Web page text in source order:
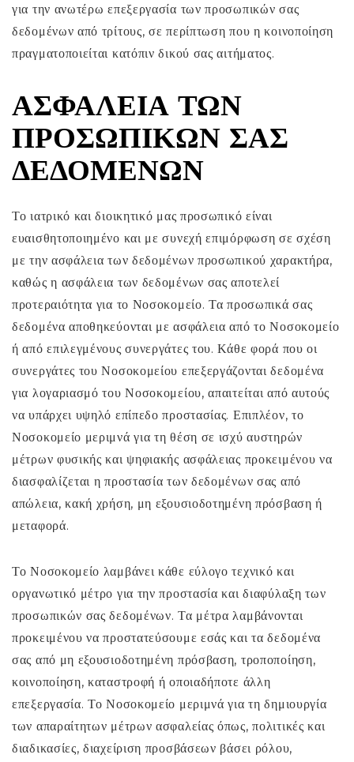
για την ανωτέρω επεξεργασία των προσωπικών σας
δεδομένων από τρίτους, σε περίπτωση που η κοινοποίηση
πραγματοποιείται κατόπιν δικού σας αιτήματος.
ΑΣΦΆΛΕΙΑ ΤΩΝ
ΠΡΟΣΩΠΙΚΏΝ ΣΑΣ
ΔΕΔΟΜΈΝΩΝ
Το ιατρικό και διοικητικό μας προσωπικό είναι
ευαισθητοποιημένο και με συνεχή επιμόρφωση σε σχέση
με την ασφάλεια των δεδομένων προσωπικού χαρακτήρα,
καθώς η ασφάλεια των δεδομένων σας αποτελεί
προτεραιότητα για το Νοσοκομείο. Τα προσωπικά σας
δεδομένα αποθηκεύονται με ασφάλεια από το Νοσοκομείο
ή από επιλεγμένους συνεργάτες του. Κάθε φορά που οι
συνεργάτες του Νοσοκομείου επεξεργάζονται δεδομένα
για λογαριασμό του Νοσοκομείου, απαιτείται από αυτούς
να υπάρχει υψηλό επίπεδο προστασίας. Επιπλέον, το
Νοσοκομείο μεριμνά για τη θέση σε ισχύ αυστηρών
μέτρων φυσικής και ψηφιακής ασφάλειας προκειμένου να
διασφαλίζεται η προστασία των δεδομένων σας από
απώλεια, κακή χρήση, μη εξουσιοδοτημένη πρόσβαση ή
μεταφορά.
Το Νοσοκομείο λαμβάνει κάθε εύλογο τεχνικό και
οργανωτικό μέτρο για την προστασία και διαφύλαξη των
προσωπικών σας δεδομένων. Τα μέτρα λαμβάνονται
προκειμένου να προστατεύσουμε εσάς και τα δεδομένα
σας από μη εξουσιοδοτημένη πρόσβαση, τροποποίηση,
κοινοποίηση, καταστροφή ή οποιαδήποτε άλλη
επεξεργασία. Το Νοσοκομείο μεριμνά για τη δημιουργία
των απαραίτητων μέτρων ασφαλείας όπως, πολιτικές και
διαδικασίες, διαχείριση προσβάσεων βάσει ρόλου,